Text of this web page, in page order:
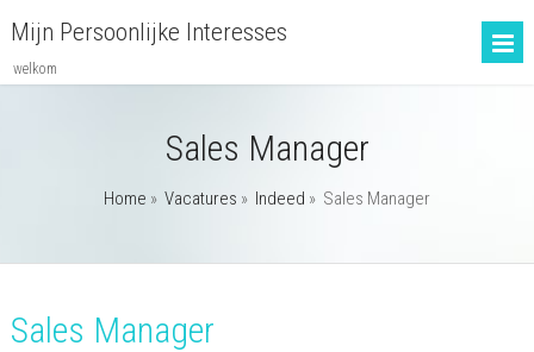
Mijn Persoonlijke Interesses
welkom
Sales Manager
Home » Vacatures » Indeed » Sales Manager
Sales Manager